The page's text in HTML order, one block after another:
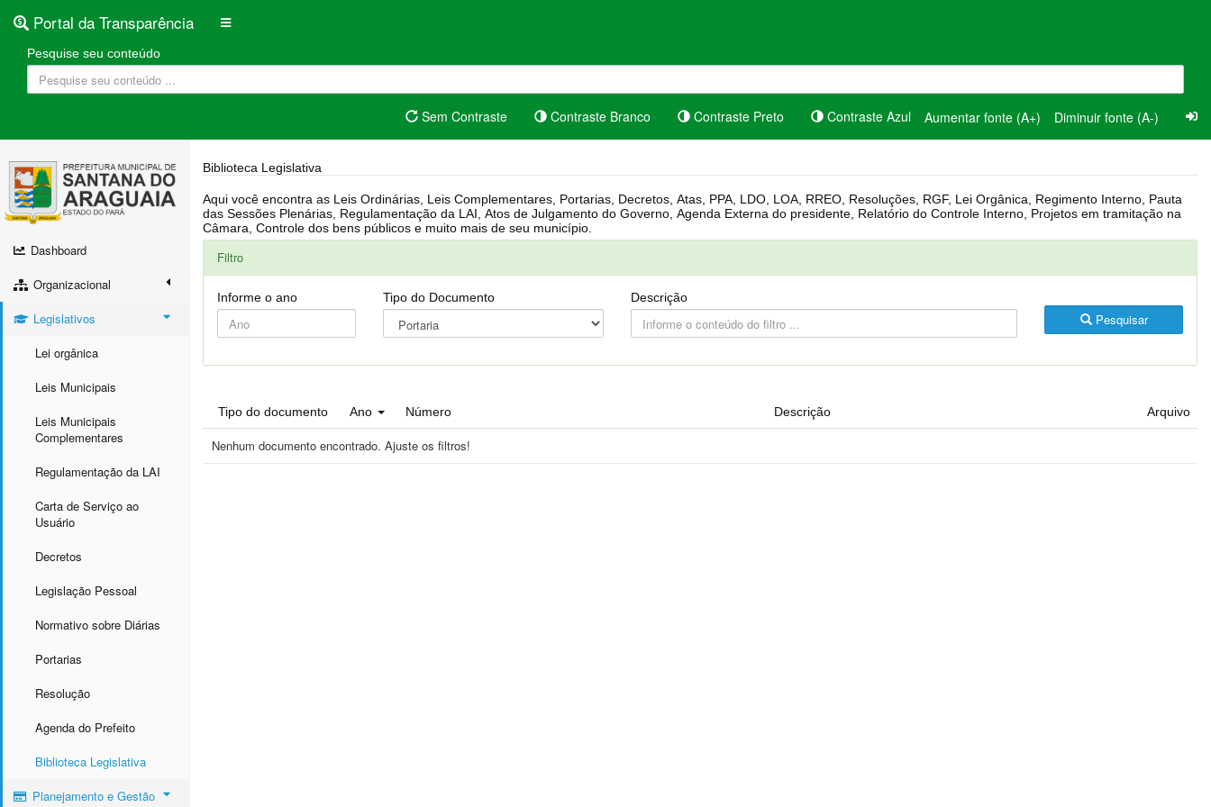
Portal da Transparência
Pesquise seu conteúdo
Sem Contraste Contraste Branco Contraste Preto Contraste Azul Aumentar fonte (A+) Diminuir fonte (A-)
Dashboard
Organizacional
Legislativos
Lei orgânica
Leis Municipais
Leis Municipais
Complementares
Regulamentação da LAI
Carta de Serviço ao
Usuário
Decretos
Legislação Pessoal
Normativo sobre Diárias
Portarias
Resolução
Agenda do Prefeito
Biblioteca Legislativa
Planejamento e Gestão
Biblioteca Legislativa
Aqui você encontra as Leis Ordinárias, Leis Complementares, Portarias, Decretos, Atas, PPA, LDO, LOA, RREO, Resoluções, RGF, Lei Orgânica, Regimento Interno, Pauta
das Sessões Plenárias, Regulamentação da LAI, Atos de Julgamento do Governo, Agenda Externa do presidente, Relatório do Controle Interno, Projetos em tramitação na
Câmara, Controle dos bens públicos e muito mais de seu município.
Filtro
Informe o ano Tipo do Documento Descrição
Pesquisar
Tipo do documento Ano Número Descrição Arquivo
Nenhum documento encontrado. Ajuste os filtros!